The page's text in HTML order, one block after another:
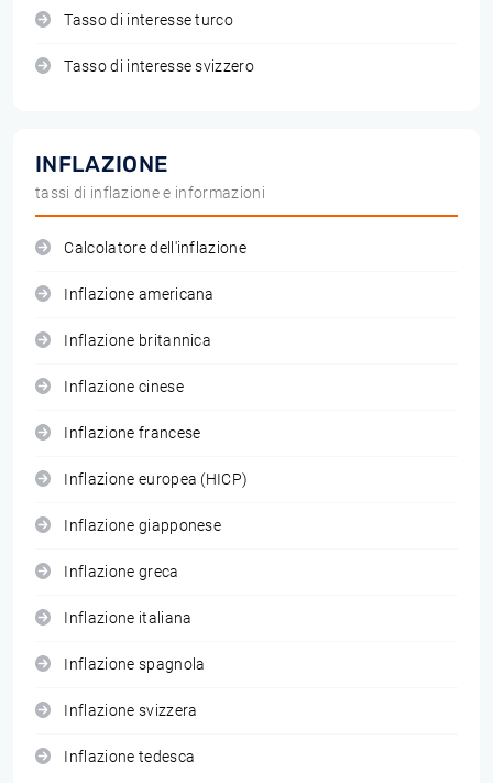
Tasso di interesse turco
Tasso di interesse svizzero
INFLAZIONE
tassi di inflazione e informazioni
Calcolatore dell'inflazione
Inflazione americana
Inflazione britannica
Inflazione cinese
Inflazione francese
Inflazione europea (HICP)
Inflazione giapponese
Inflazione greca
Inflazione italiana
Inflazione spagnola
Inflazione svizzera
Inflazione tedesca